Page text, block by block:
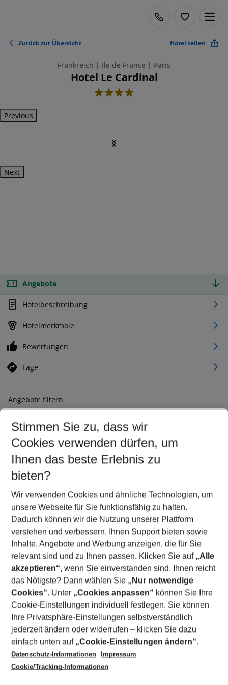
Zurück zur Übersicht Hotel teilen
Frankreich | Ile de France | Paris
Hotel Le Cardinal
4
Previous
Next
Angebote
Hotelbeschreibung
Hotelmerkmale
Bewertungen
Lage
Angebote filtern
Ändern Sie Ihre Kriterien nach Ihren Wünschen
Abflughafen wählen
Beliebiger Abflughafen
Reisezeitraum wählen
11.08.26– 09.08.27 5-8 Nächte
2 Erwachsene Keine Kinder
Mehr Filter anzeigen
Footer
Footer navigation
Über uns
AGB
Cookie-Einstellungen ändern
Cookie-Richtlinie
Datenschutz
Service & Hilfe
Barrierefreies Reisen
Check-in
Folgen Sie uns
Stimmen Sie zu, dass wir
Cookies verwenden dürfen, um
Ihnen das beste Erlebnis zu
bieten?
Wir verwenden Cookies und ähnliche Technologien, um
unsere Webseite für Sie funktionsfähig zu halten.
Dadurch können wir die Nutzung unserer Plattform
verstehen und verbessern, Ihnen Support bieten sowie
Inhalte, Angebote und Werbung anzeigen, die für Sie
relevant sind und zu Ihnen passen. Klicken Sie auf „Alle
akzeptieren“, wenn Sie einverstanden sind. Ihnen reicht
das Nötigste? Dann wählen Sie „Nur notwendige
Cookies“. Unter „Cookies anpassen“ können Sie Ihre
Cookie-Einstellungen individuell festlegen. Sie können
Ihre Privatsphäre-Einstellungen selbstverständlich
jederzeit ändern oder widerrufen – klicken Sie dazu
einfach unten auf „Cookie-Einstellungen ändern“.
Datenschutz-Informationen
Impressum
Cookie/Tracking-Informationen